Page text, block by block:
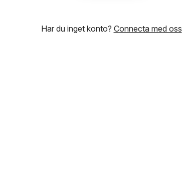
Har du inget konto? Connecta med oss